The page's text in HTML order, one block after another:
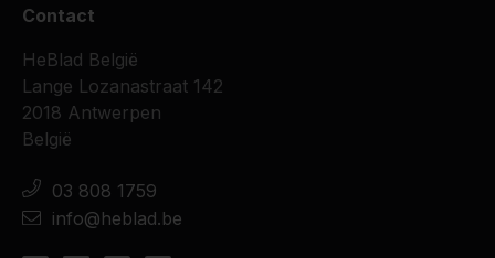
Contact
HeBlad België
Lange Lozanastraat 142
2018 Antwerpen
België
03 808 1759
info@heblad.be